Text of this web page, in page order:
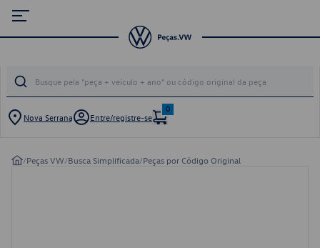
Nova Serrana Entre/registre-se
0
/Peças VW/Busca Simplificada/Peças por Código Original